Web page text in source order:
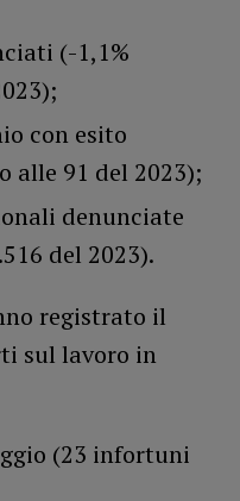
(-1,1%
con esito
alle 91 del 2023);
denunciate
del 2023).
registrato il
sul lavoro in
(23 infortuni